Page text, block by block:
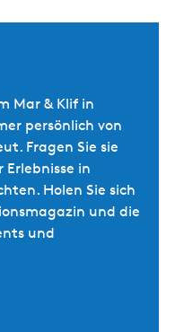
Mar & Klif in
persönlich von
Fragen Sie sie
Erlebnisse in
Holen Sie sich
und die
und